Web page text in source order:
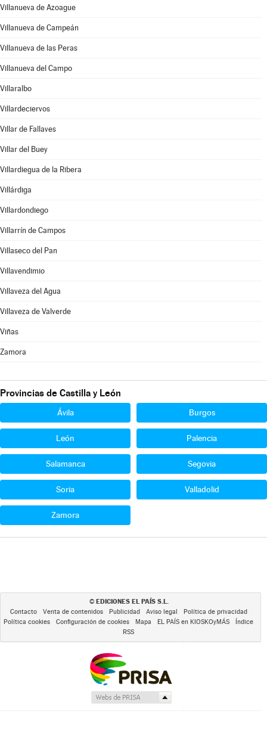
Villanueva de Azoague
Villanueva de Campeán
Villanueva de las Peras
Villanueva del Campo
Villaralbo
Villardeciervos
Villar de Fallaves
Villar del Buey
Villardiegua de la Ribera
Villárdiga
Villardondiego
Villarrín de Campos
Villaseco del Pan
Villavendimio
Villaveza del Agua
Villaveza de Valverde
Viñas
Zamora
Provincias de Castilla y León
Ávila Burgos
León Palencia
Salamanca Segovia
Soria Valladolid
Zamora
© EDICIONES EL PAÍS S.L.
Contacto Venta de contenidos Publicidad Aviso legal
Política de privacidad
Política cookies
Configuración de cookies Mapa EL PAÍS en KIOSKOyMÁS
Índice
RSS